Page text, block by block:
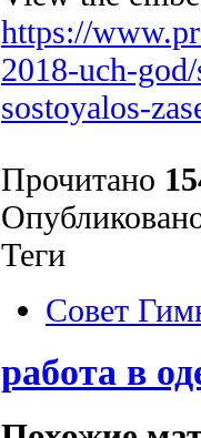
https://
2018-uch-
sostoyalos-
Прочитано
Теги
Совет
работа в